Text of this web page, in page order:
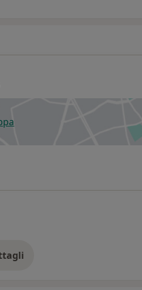
in una nuova scheda